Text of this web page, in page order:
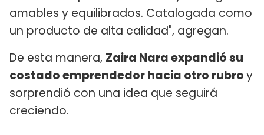
amables y equilibrados. Catalogada como
un producto de alta calidad", agregan.
De esta manera, Zaira Nara expandió su
costado emprendedor hacia otro rubroy
sorprendió con una idea que seguirá
creciendo.